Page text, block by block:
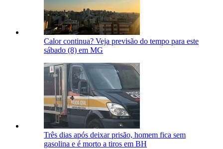
Calor continua? Veja previsão do tempo para este
sábado (8) em MG
Três dias após deixar prisão, homem fica sem
gasolina e é morto a tiros em BH